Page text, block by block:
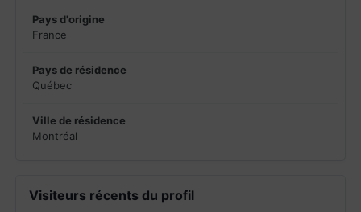
Pays d'origine
France
Pays de résidence
Québec
Ville de résidence
Montréal
Visiteurs récents du profil